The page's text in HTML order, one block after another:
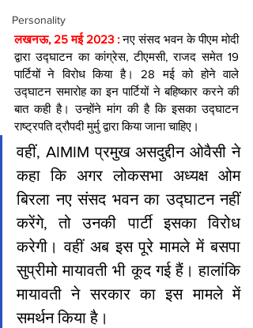
Personality
लखनऊ, 25 मई 2023 : नए संसद भवन के पीएम मोदी
द्वारा उद्घाटन का कांग्रेस, टीएमसी, राजद समेत 19
पार्टियों ने विरोध किया है। 28 मई को होने वाले
उद्घाटन समारोह का इन पार्टियों ने बहिष्कार करने की
बात कही है। उन्होंने मांग की है कि इसका उद्घाटन
राष्ट्रपति द्रौपदी मुर्मु द्वारा किया जाना चाहिए।
वहीं, AIMIM प्रमुख असदुद्दीन ओवैसी ने
कहा कि अगर लोकसभा अध्यक्ष ओम
बिरला नए संसद भवन का उद्घाटन नहीं
करेंगे, तो उनकी पार्टी इसका विरोध
करेगी। वहीं अब इस पूरे मामले में बसपा
सुप्रीमो मायावती भी कूद गई हैं। हालांक‍ि
मायावती ने सरकार का इस मामले में
समर्थन किया है।